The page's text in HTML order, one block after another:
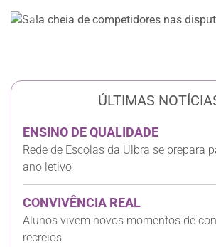
ENSINO DE QUALIDADE
Rede de Escolas da Ulbra se prepara
ano letivo
CONVIVÊNCIA REAL
Alunos vivem novos momentos de